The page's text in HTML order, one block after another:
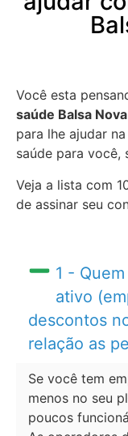
Você esta
saúde Balsa Nova
para lhe ajudar
saúde para você,
Veja a lista com
de assinar seu
1 -
ativo
descontos
relação as
Se você tem
menos no seu
poucos